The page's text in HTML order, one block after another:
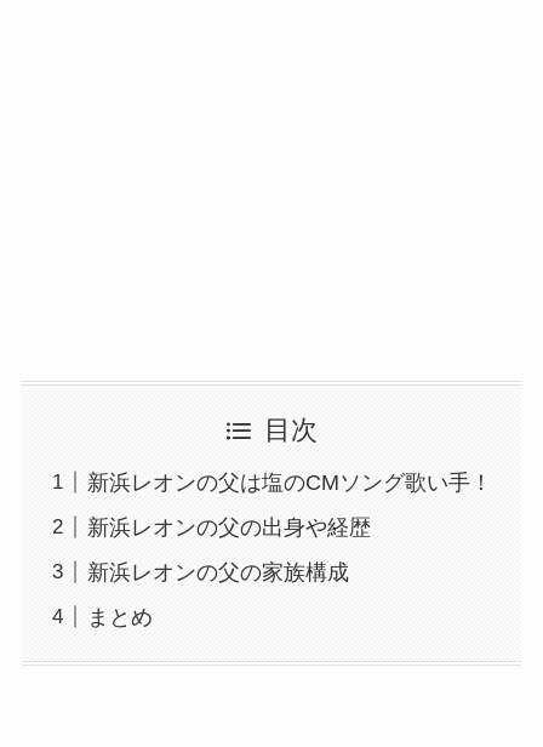
目次
新浜レオンの父は塩のCMソング歌い手！
新浜レオンの父の出身や経歴
新浜レオンの父の家族構成
まとめ